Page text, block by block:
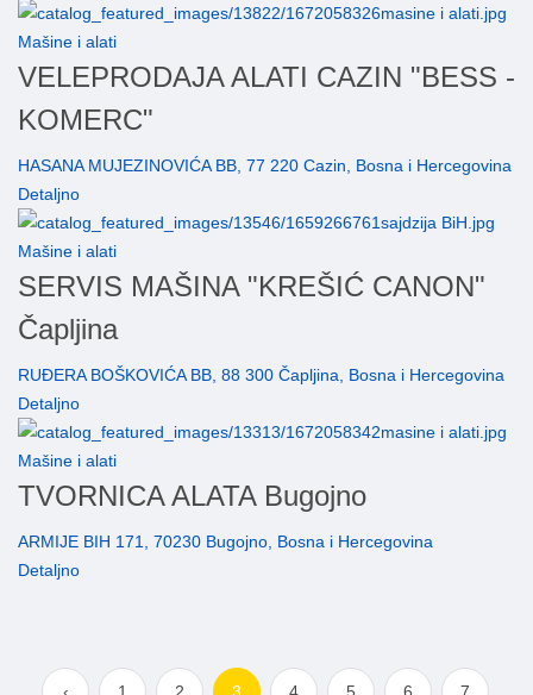
Mašine i alati
VELEPRODAJA ALATI CAZIN "BESS -
KOMERC"
HASANA MUJEZINOVIĆA BB, 77 220 Cazin, Bosna i Hercegovina
Detaljno
Mašine i alati
SERVIS MAŠINA "KREŠIĆ CANON"
Čapljina
RUĐERA BOŠKOVIĆA BB, 88 300 Čapljina, Bosna i Hercegovina
Detaljno
Mašine i alati
TVORNICA ALATA Bugojno
ARMIJE BIH 171, 70230 Bugojno, Bosna i Hercegovina
Detaljno